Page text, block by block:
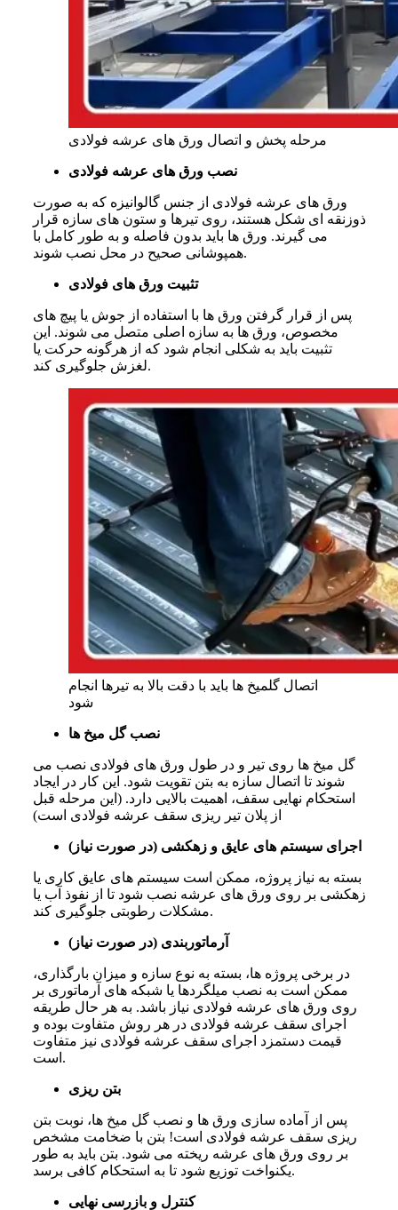
مرحله پخش و اتصال ورق های عرشه فولادی
نصب ورق های عرشه فولادی
ورق های عرشه فولادی از جنس گالوانیزه که به صورت
ذوزنقه ای شکل هستند، روی تیرها و ستون های سازه قرار
می گیرند. ورق ها باید بدون فاصله و به طور کامل با
همپوشانی صحیح در محل نصب شوند.
تثبیت ورق های فولادی
پس از قرار گرفتن ورق ها با استفاده از جوش یا پیچ های
مخصوص، ورق ها به سازه اصلی متصل می شوند. این
تثبیت باید به شکلی انجام شود که از هرگونه حرکت یا
لغزش جلوگیری کند.
اتصال گلمیخ ها باید با دقت بالا به تیرها انجام
شود
نصب گل میخ ها
گل میخ ها روی تیر و در طول ورق های فولادی نصب می
شوند تا اتصال سازه به بتن تقویت شود. این کار در ایجاد
استحکام نهایی سقف، اهمیت بالایی دارد. (این مرحله قبل
از پلان تیر ریزی سقف عرشه فولادی است)
اجرای سیستم های عایق و زهکشی (در صورت نیاز)
بسته به نیاز پروژه، ممکن است سیستم های عایق کاری یا
زهکشی بر روی ورق های عرشه نصب شود تا از نفوذ آب یا
مشکلات رطوبتی جلوگیری کند.
آرماتوربندی (در صورت نیاز)
در برخی پروژه ها، بسته به نوع سازه و میزان بارگذاری،
ممکن است به نصب میلگردها یا شبکه های آرماتوری بر
روی ورق های عرشه فولادی نیاز باشد. به هر حال طریقه
اجرای سقف عرشه فولادی در هر روش متفاوت بوده و
قیمت دستمزد اجرای سقف عرشه فولادی نیز متفاوت
است.
بتن ریزی
پس از آماده سازی ورق ها و نصب گل میخ ها، نوبت بتن
ریزی سقف عرشه فولادی است! بتن با ضخامت مشخص
بر روی ورق های عرشه ریخته می شود. بتن باید به طور
یکنواخت توزیع شود تا به استحکام کافی برسد.
کنترل و بازرسی نهایی